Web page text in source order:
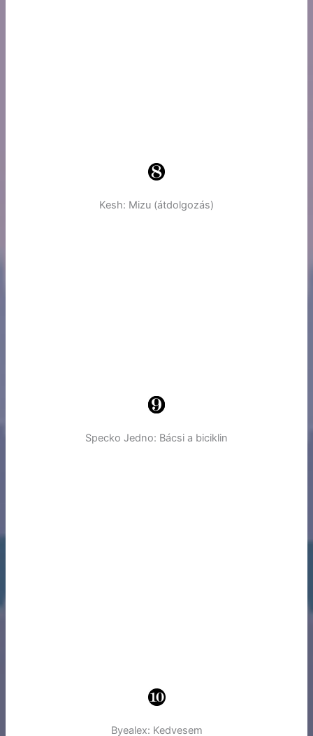
Kesh: Mizu (átdolgozás)
Specko Jedno: Bácsi a biciklin
Byealex: Kedvesem